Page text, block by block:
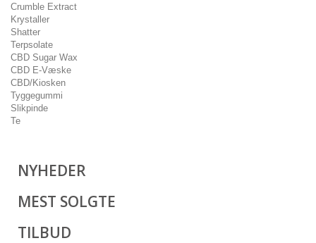
Crumble Extract
Krystaller
Shatter
Terpsolate
CBD Sugar Wax
CBD E-Væske
CBD/Kiosken
Tyggegummi
Slikpinde
Te
NYHEDER
MEST SOLGTE
TILBUD